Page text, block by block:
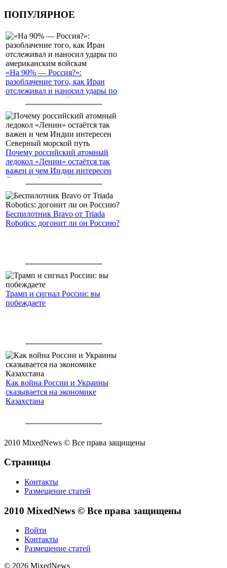
ПОПУЛЯРНОЕ
«На 90% — Россия?»:
разоблачение того, как Иран
отслеживал и наносил удары по
американским войскам
Почему российский атомный
ледокол «Ленин» остаётся так
важен и чем Индии интересен
Северный морской путь
Беспилотник Bravo от Triada
Robotics: догонит ли он Россию?
Трамп и сигнал России: вы
побеждаете
Как война России и Украины
сказывается на экономике
Казахстана
2010 MixedNews © Все права защищены
Страницы
Контакты
Размещение статей
2010 MixedNews © Все права защищены
Войти
Контакты
Размещение статей
© 2026 MixedNews